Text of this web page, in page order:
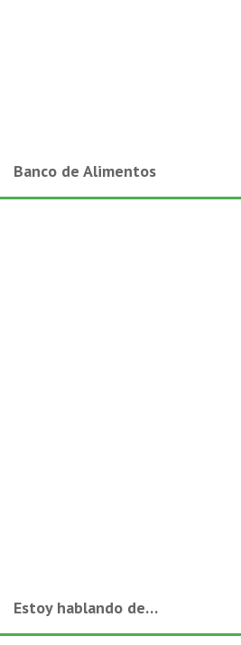
Banco de Alimentos
Estoy hablando de…